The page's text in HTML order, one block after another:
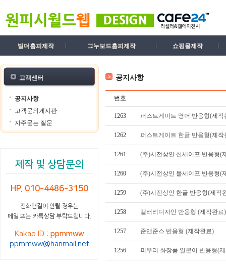
빌더홈피제작 그누보드홈피제작 쇼핑몰제작
고객센터
공지사항
고객문의게시판
자주묻는 질문
제작 및 상담문의
HP. 010-4486-3150
전화연결이 안될 경우는
메일 또는 카톡상담 부탁드립니다.
Kakao ID :ppmmww
ppmmww@hanmail.net
공지사항
번호
1263 퍼스트게이트 영어 반응형(제작
1262 퍼스트게이트 한글 반응형(제작
1261 (주)시전상인 산세이프 반응형(
1260 (주)시전상인 물세이프 반응형(
1259 (주)시전상인 한글 반응형(제작
1258 갤러리디자인 반응형 (제작완료)
1257 준앤준스 반응형 (제작완료)
1256 피우리 화장품 일본어 반응형(